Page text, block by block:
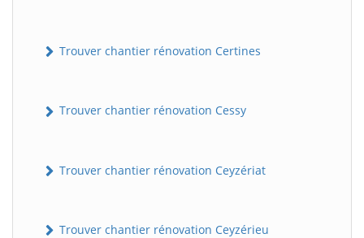
Trouver chantier rénovation Certines
Trouver chantier rénovation Cessy
Trouver chantier rénovation Ceyzériat
Trouver chantier rénovation Ceyzérieu